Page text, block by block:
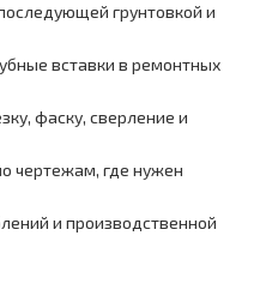
грунтовкой и
вставки в ремонтных
фаску, сверление и
чертежам, где нужен
и производственной